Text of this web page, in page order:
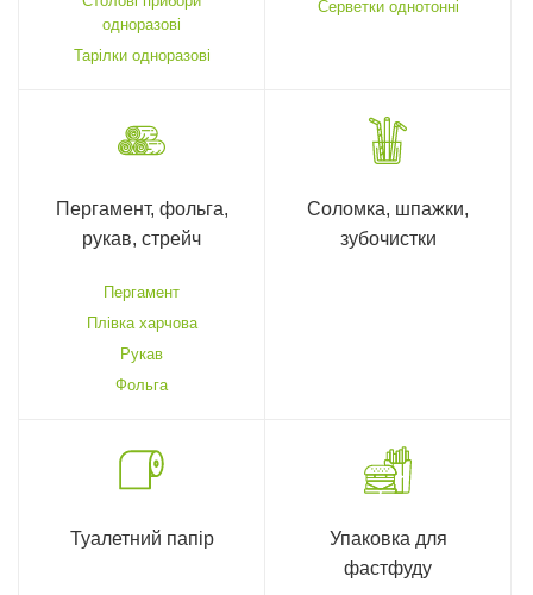
одноразові
Тарілки одноразові
Серветки однотонні
Пергамент, фольга,
рукав, стрейч
Пергамент
Плівка харчова
Рукав
Фольга
Соломка, шпажки,
зубочистки
Туалетний папір
Упаковка для
фастфуду